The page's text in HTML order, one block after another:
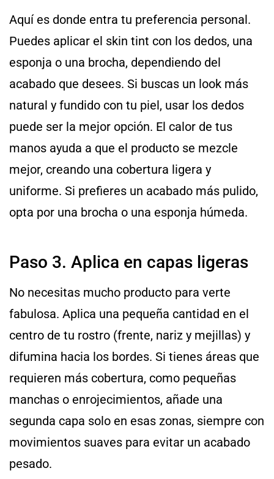
Aquí es donde entra tu preferencia personal.
Puedes aplicar el skin tint con los dedos, una
esponja o una brocha, dependiendo del
acabado que desees. Si buscas un look más
natural y fundido con tu piel, usar los dedos
puede ser la mejor opción. El calor de tus
manos ayuda a que el producto se mezcle
mejor, creando una cobertura ligera y
uniforme. Si prefieres un acabado más pulido,
opta por una brocha o una esponja húmeda.
Paso 3. Aplica en capas ligeras
No necesitas mucho producto para verte
fabulosa. Aplica una pequeña cantidad en el
centro de tu rostro (frente, nariz y mejillas) y
difumina hacia los bordes. Si tienes áreas que
requieren más cobertura, como pequeñas
manchas o enrojecimientos, añade una
segunda capa solo en esas zonas, siempre con
movimientos suaves para evitar un acabado
pesado.